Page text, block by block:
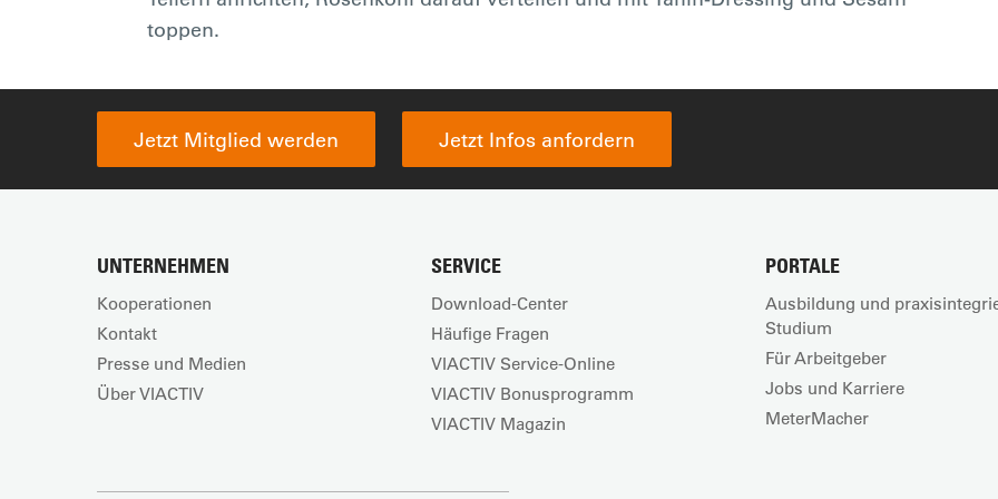
toppen.
Jetzt Mitglied werden Jetzt Infos anfordern
UNTERNEHMEN
Kooperationen
Kontakt
Presse und Medien
Über VIACTIV
SERVICE
Download-Center
Häufige Fragen
VIACTIV Service-Online
VIACTIV Bonusprogramm
VIACTIV Magazin
PORTALE
Ausbildung und
Studium
Für Arbeitgeber
Jobs und Karriere
MeterMacher